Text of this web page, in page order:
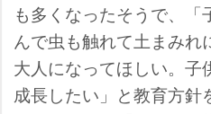
も多くなったそうで、
んで虫も触れて土まみ
大人になってほしい。
成長したい」と教育方針